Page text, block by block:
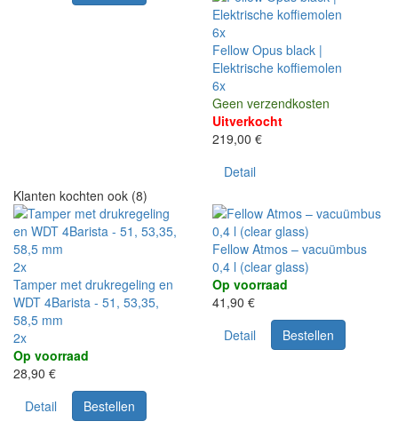
6x
Fellow Opus black |
Elektrische koffiemolen
6x
Geen verzendkosten
Uitverkocht
219,00 €
Detail
Klanten kochten ook (8)
2x
Tamper met drukregeling en
WDT 4Barista - 51, 53,35,
58,5 mm
2x
Op voorraad
28,90 €
Detail
Bestellen
Fellow Atmos – vacuümbus
0,4 l (clear glass)
Op voorraad
41,90 €
Detail
Bestellen